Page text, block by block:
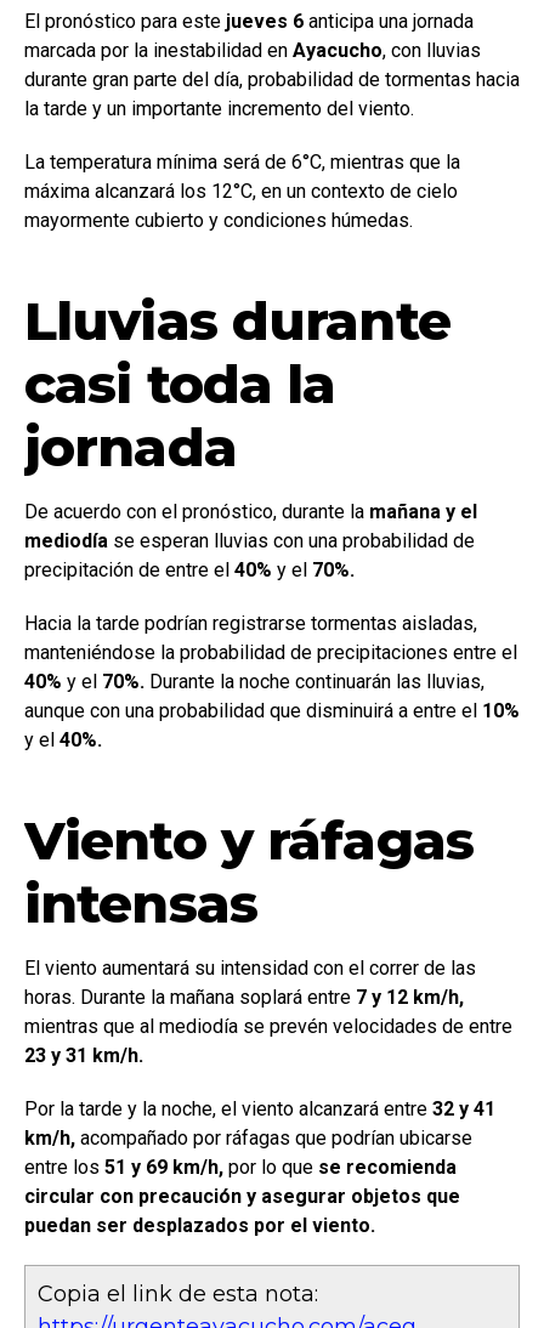
El pronóstico para este jueves 6 anticipa una jornada
marcada por la inestabilidad en Ayacucho, con lluvias
durante gran parte del día, probabilidad de tormentas hacia
la tarde y un importante incremento del viento.
La temperatura mínima será de 6°C, mientras que la
máxima alcanzará los 12°C, en un contexto de cielo
mayormente cubierto y condiciones húmedas.
Lluvias durante
casi toda la
jornada
De acuerdo con el pronóstico, durante la mañana y el
mediodía se esperan lluvias con una probabilidad de
precipitación de entre el 40% y el 70%.
Hacia la tarde podrían registrarse tormentas aisladas,
manteniéndose la probabilidad de precipitaciones entre el
40% y el 70%. Durante la noche continuarán las lluvias,
aunque con una probabilidad que disminuirá a entre el 10%
y el 40%.
Viento y ráfagas
intensas
El viento aumentará su intensidad con el correr de las
horas. Durante la mañana soplará entre 7 y 12 km/h,
mientras que al mediodía se prevén velocidades de entre
23 y 31 km/h.
Por la tarde y la noche, el viento alcanzará entre 32 y 41
km/h, acompañado por ráfagas que podrían ubicarse
entre los 51 y 69 km/h, por lo que se recomienda
circular con precaución y asegurar objetos que
puedan ser desplazados por el viento.
Copia el link de esta nota: